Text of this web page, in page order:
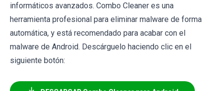
informáticos avanzados. Combo Cleaner es una
herramienta profesional para eliminar malware de forma
automática, y está recomendado para acabar con el
malware de Android. Descárguelo haciendo clic en el
siguiente botón: